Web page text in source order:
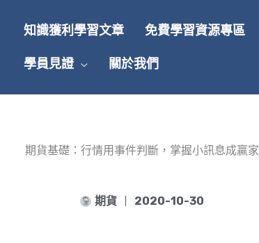
知識獲利學習文章 免費學習資源專區
學員見證 關於我們
期貨基礎：行情用事件判斷，掌握小訊息成贏家
期貨 2020-10-30